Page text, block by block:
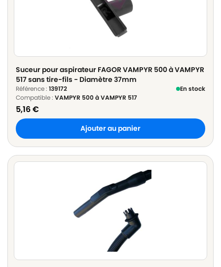
Suceur pour aspirateur FAGOR VAMPYR 500 à VAMPYR
517 sans tire-fils - Diamètre 37mm
Référence : 139172
En stock
Compatible : VAMPYR 500 à VAMPYR 517
5,16€
Ajouter au panier